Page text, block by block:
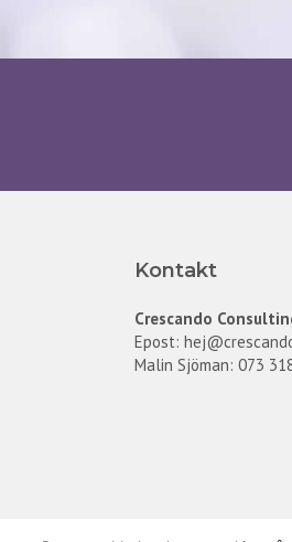
Kontakt
Crescando
Epost:
Malin Sjöman: 073